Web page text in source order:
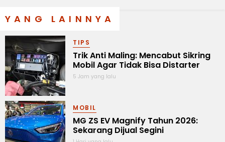
YANG LAINNYA
TIPS
Trik Anti Maling: Mencabut Sikring
Mobil Agar Tidak Bisa Distarter
5 Jam yang lalu
MOBIL
MG ZS EV Magnify Tahun 2026:
Sekarang Dijual Segini